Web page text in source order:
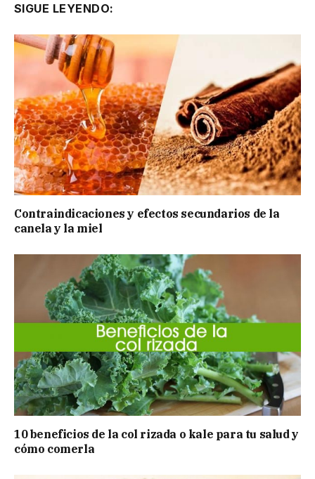
SIGUE LEYENDO:
Contraindicaciones y efectos secundarios de la
canela y la miel
10 beneficios de la col rizada o kale para tu salud y
cómo comerla